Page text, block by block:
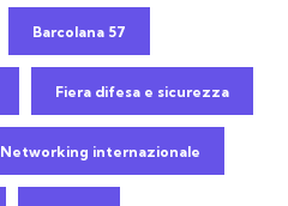
Barcolana 57
Fiera difesa e sicurezza
Networking internazionale